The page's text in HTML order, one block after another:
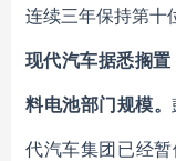
连续三年保持第十
现代汽车据悉搁
料电池部门规模。
代汽车集团已经